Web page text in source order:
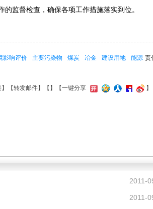
监督检查，确保各项工作措施落实到位。
责
影响评价 主要污染物 煤炭 冶金 建设用地
能源
】【转发邮件】【 】 【一键分享 】
2011-
2011-